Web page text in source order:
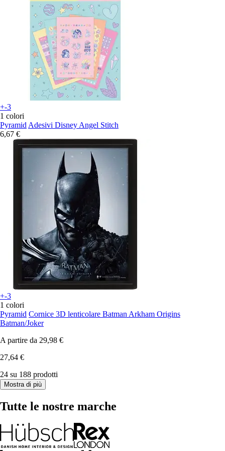
+-3
1 colori
Pyramid Adesivi Disney Angel Stitch
6,67 €
+-3
1 colori
Pyramid Cornice 3D lenticolare Batman Arkham Origins
Batman/Joker
A partire da 29,98 €
27,64 €
24 su 188 prodotti
Mostra di più
Tutte le nostre marche